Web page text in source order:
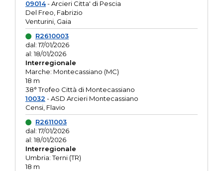
09014- Arcieri Citta' di Pescia
Del Freo, Fabrizio
Venturini, Gaia
R2610003
dal: 17/01/2026
al: 18/01/2026
Interregionale
Marche: Montecassiano (MC)
18 m
38° Trofeo Città di Montecassiano
10032 - ASD Arcieri Montecassiano
Censi, Flavio
R2611003
dal: 17/01/2026
al: 18/01/2026
Interregionale
Umbria: Terni (TR)
18 m